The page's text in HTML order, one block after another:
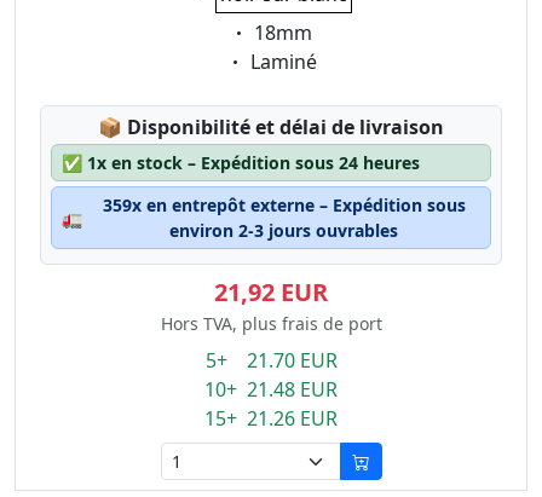
Eigenschaft:
18mm
Eigenschaft:
Laminé
📦 Lagerstatus:
Disponibilité et délai de livraison
✅ 1x en stock – Expédition sous 24 heures
🚛
359x en entrepôt externe – Expédition sous
environ 2-3 jours ouvrables
21,92 EUR
Hors TVA, plus frais de port
5+ 21.70 EUR
10+ 21.48 EUR
15+ 21.26 EUR